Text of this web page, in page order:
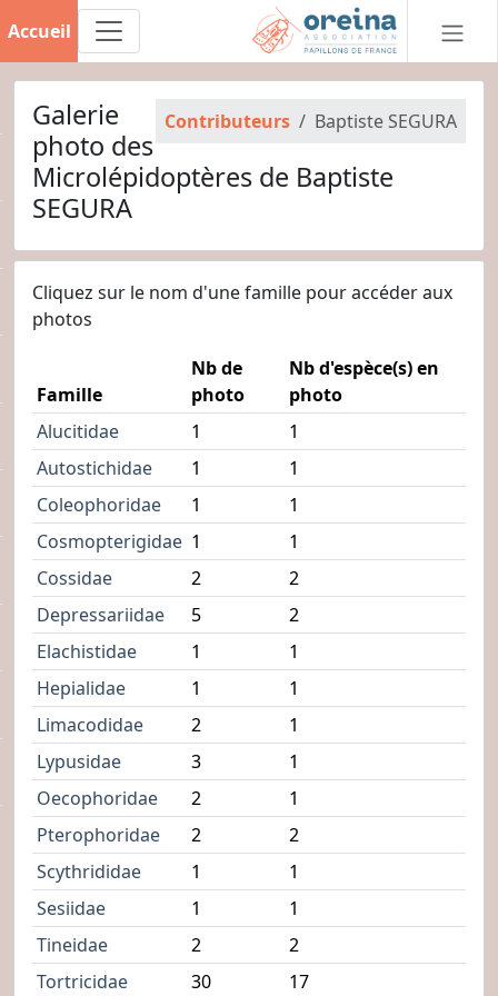
Accueil
Contributeurs Baptiste SEGURA
Galerie
photo des
Microlépidoptères de Baptiste
SEGURA
Cliquez sur le nom d'une famille pour accéder aux
photos
Famille
Nb de
photo
Nb d'espèce(s) en
photo
Alucitidae
1
1
Autostichidae
1
1
Coleophoridae
1
1
Cosmopterigidae 1
1
Cossidae
2
2
Depressariidae
5
2
Elachistidae
1
1
Hepialidae
1
1
Limacodidae
2
1
Lypusidae
3
1
Oecophoridae
2
1
Pterophoridae
2
2
Scythrididae
1
1
Sesiidae
1
1
Tineidae
2
2
Tortricidae
30 17